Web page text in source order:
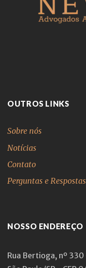
OUTROS LINKS
Sobre nós
Notícias
Contato
Perguntas e Respostas
NOSSO ENDEREÇO
Rua Bertioga, nº 330